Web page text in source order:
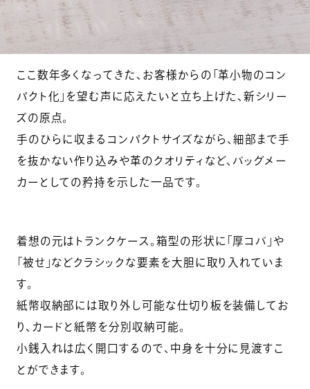
ここ数年多くなってきた、お客様からの「革小物のコン
パクト化」を望む声に応えたいと立ち上げた、新シリー
ズの原点。
手のひらに収まるコンパクトサイズながら、細部まで手
を抜かない作り込みや革のクオリティなど、バッグメー
カーとしての矜持を示した一品です。
着想の元はトランクケース。箱型の形状に「厚コバ」や
「被せ」などクラシックな要素を大胆に取り入れていま
す。
紙幣収納部には取り外し可能な仕切り板を装備してお
り、カードと紙幣を分別収納可能。
小銭入れは広く開口するので、中身を十分に見渡すこ
とができます。